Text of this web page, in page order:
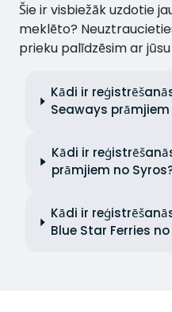
Šie ir visbiežāk uzdotie
meklēto?
prieku palīdzēsim ar
Kādi ir
Seaways prāmjiem
Kādi ir
prāmjiem no
Kādi ir
Blue Star Ferries